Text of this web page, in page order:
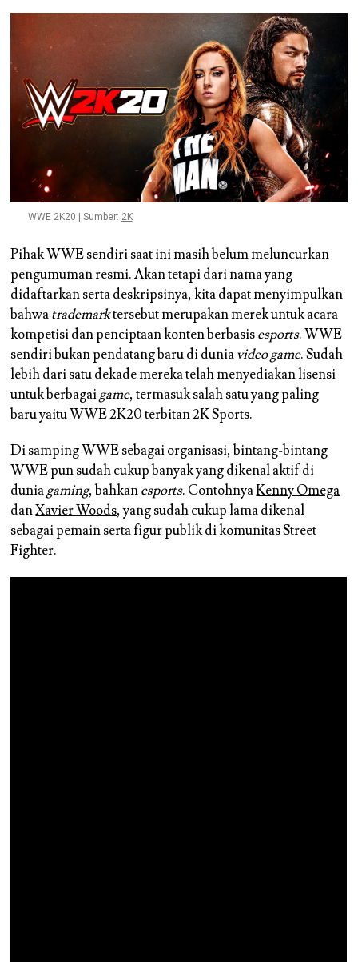
WWE 2K20 | Sumber: 2K
Pihak WWE sendiri saat ini masih belum meluncurkan
pengumuman resmi. Akan tetapi dari nama yang
didaftarkan serta deskripsinya, kita dapat menyimpulkan
bahwatrademarktersebut merupakan merek untuk acara
kompetisi dan penciptaan konten berbasisesports. WWE
sendiri bukan pendatang baru di duniavideo game. Sudah
lebih dari satu dekade mereka telah menyediakan lisensi
untuk berbagaigame, termasuk salah satu yang paling
baru yaitu WWE 2K20 terbitan 2K Sports.
Di samping WWE sebagai organisasi, bintang-bintang
WWE pun sudah cukup banyak yang dikenal aktif di
duniagaming, bahkanesports. ContohnyaKenny Omega
danXavier Woods, yang sudah cukup lama dikenal
sebagai pemain serta figur publik di komunitas Street
Fighter.